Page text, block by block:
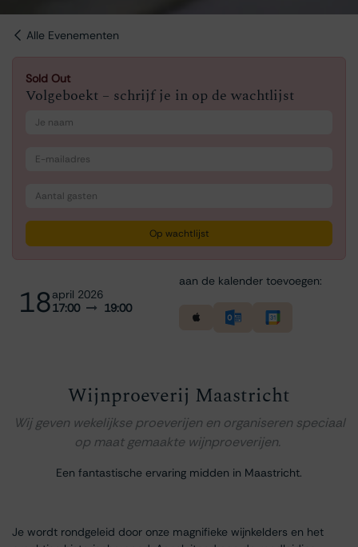
Alle Evenementen
Sold Out
Volgeboekt – schrijf je in op de wachtlijst
Op wachtlijst
18april 2026
17:00
19:00
aan de kalender toevoegen:
Wijnproeverij Maastricht
Wij geven wekelijkse proeverijen en organiseren speciaal
op maat gemaakte wijnproeverijen.
Een fantastische ervaring midden in Maastricht.
Je wordt rondgeleid door onze magnifieke wijnkelders en het